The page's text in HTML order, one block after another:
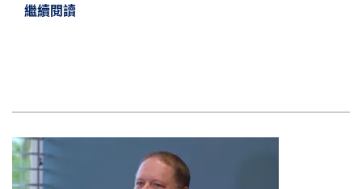
繼續閱讀繼續閱讀美國廣東食品公司領跑洛杉磯食品
圖片